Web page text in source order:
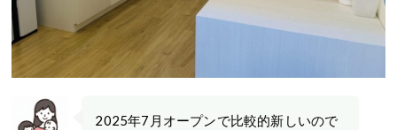
2025年7月オープンで比較的新しいので